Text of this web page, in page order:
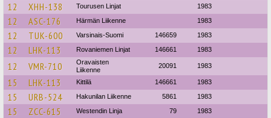
12 XHH-138 Tourusen Linjat 1983
12 ASC-176 Härmän Liikenne 1983
12 TUK-600 Varsinais-Suomi 146659 1983
12 LHK-113 Rovaniemen Linjat 146661 1983
12 VMR-710
Oravaisten
Liikenne
20091 1983
15 LHK-113 Kittilä 146661 1983
15 URB-524 Hakunilan Liikenne 5861 1983
15 ZCC-615 Westendin Linja 79 1983